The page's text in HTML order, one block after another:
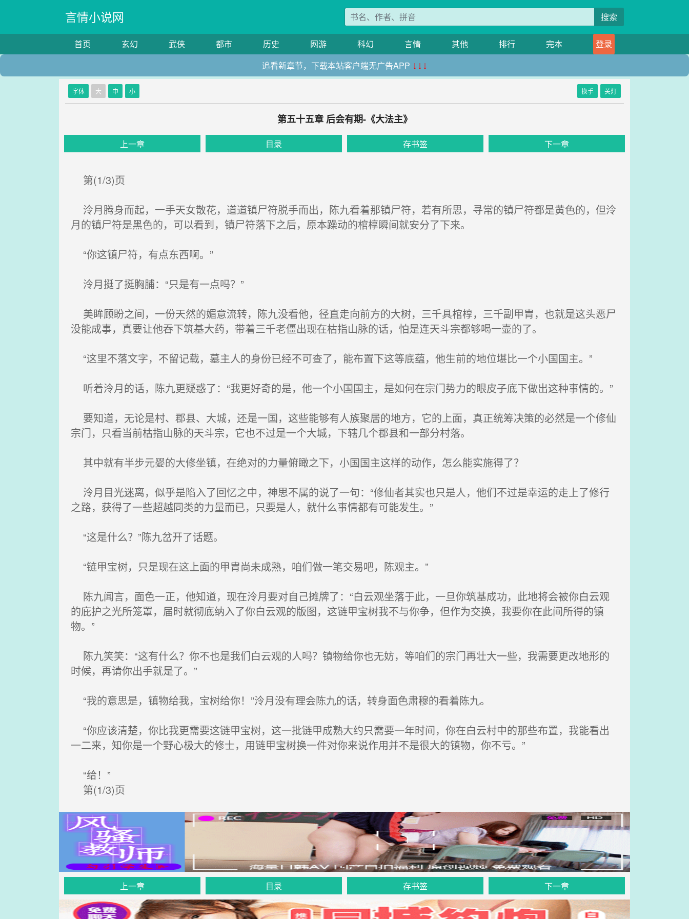
言情小说网 搜索
首页 玄幻 武侠 都市 历史 网游 科幻 言情 其他 排行 完本
登录
追看新章节，下载本站客户端无广告APP ↓↓↓
字体 大 中 小 换手 关灯
第五十五章 后会有期-《大法主》
上一章 目录 存书签 下一章
第(1/3)页
泠月腾身而起，一手天女散花，道道镇尸符脱手而出，陈九看着那镇尸符，若有所思，寻常的镇尸符都是黄色的，但泠
月的镇尸符是黑色的，可以看到，镇尸符落下之后，原本躁动的棺椁瞬间就安分了下来。
“你这镇尸符，有点东西啊。”
泠月挺了挺胸脯：“只是有一点吗？”
美眸顾盼之间，一份天然的媚意流转，陈九没看他，径直走向前方的大树，三千具棺椁，三千副甲胄，也就是这头恶尸
没能成事，真要让他吞下筑基大药，带着三千老僵出现在枯指山脉的话，怕是连天斗宗都够喝一壶的了。
“这里不落文字，不留记载，墓主人的身份已经不可查了，能布置下这等底蕴，他生前的地位堪比一个小国国主。”
听着泠月的话，陈九更疑惑了：“我更好奇的是，他一个小国国主，是如何在宗门势力的眼皮子底下做出这种事情的。”
要知道，无论是村、郡县、大城，还是一国，这些能够有人族聚居的地方，它的上面，真正统筹决策的必然是一个修仙
宗门，只看当前枯指山脉的天斗宗，它也不过是一个大城，下辖几个郡县和一部分村落。
其中就有半步元婴的大修坐镇，在绝对的力量俯瞰之下，小国国主这样的动作，怎么能实施得了？
泠月目光迷离，似乎是陷入了回忆之中，神思不属的说了一句：“修仙者其实也只是人，他们不过是幸运的走上了修行
之路，获得了一些超越同类的力量而已，只要是人，就什么事情都有可能发生。”
“这是什么？”陈九岔开了话题。
“链甲宝树，只是现在这上面的甲胄尚未成熟，咱们做一笔交易吧，陈观主。”
陈九闻言，面色一正，他知道，现在泠月要对自己摊牌了：“白云观坐落于此，一旦你筑基成功，此地将会被你白云观
的庇护之光所笼罩，届时就彻底纳入了你白云观的版图，这链甲宝树我不与你争，但作为交换，我要你在此间所得的镇
物。”
陈九笑笑：“这有什么？你不也是我们白云观的人吗？镇物给你也无妨，等咱们的宗门再壮大一些，我需要更改地形的
时候，再请你出手就是了。”
“我的意思是，镇物给我，宝树给你！”泠月没有理会陈九的话，转身面色肃穆的看着陈九。
“你应该清楚，你比我更需要这链甲宝树，这一批链甲成熟大约只需要一年时间，你在白云村中的那些布置，我能看出
一二来，知你是一个野心极大的修士，用链甲宝树换一件对你来说作用并不是很大的镇物，你不亏。”
“给！”
第(1/3)页
上一章 目录 存书签 下一章